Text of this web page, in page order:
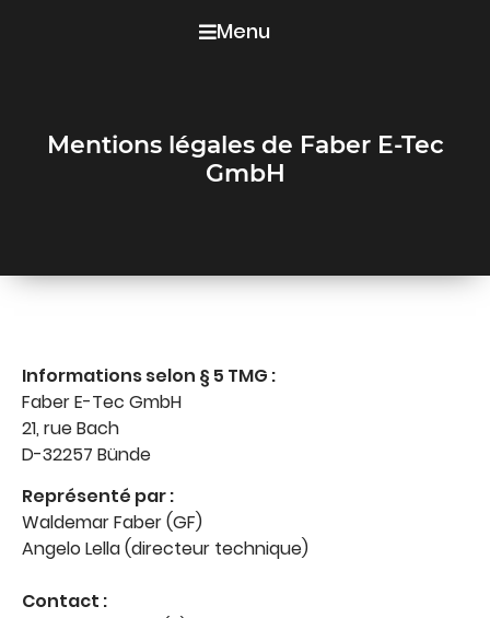
Menu
Mentions légales de Faber E-Tec
GmbH
Informations selon § 5 TMG :
Faber E-Tec GmbH
21, rue Bach
D-32257 Bünde
Représenté par :
Waldemar Faber (GF)
Angelo Lella (directeur technique)
Contact :